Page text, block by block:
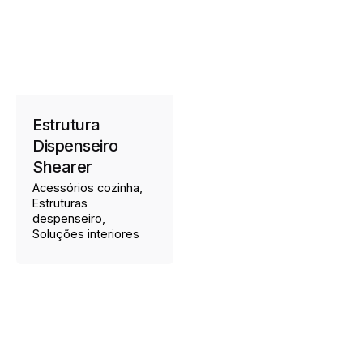
Estrutura
Dispenseiro
Shearer
Acessórios cozinha
Estruturas
despenseiro
Soluções interiores